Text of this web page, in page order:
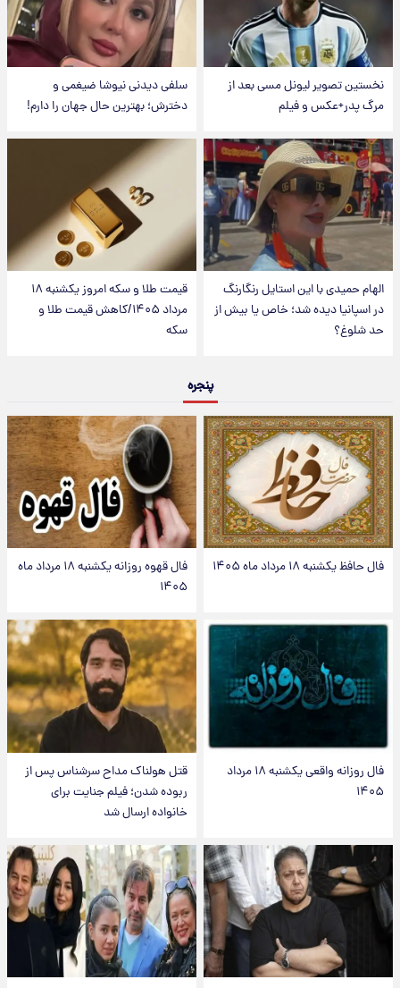
نخستین تصویر لیونل مسی بعد از
مرگ پدر+عکس و فیلم
سلفی دیدنی نیوشا ضیغمی و
دخترش؛ بهترین حال جهان را دارم!
الهام حمیدی با این استایل رنگارنگ
در اسپانیا دیده شد؛ خاص یا بیش از
حد شلوغ؟
قیمت طلا و سکه امروز یکشنبه ۱۸
مرداد ۱۴۰۵/کاهش قیمت طلا و
سکه
پنجره
فال حافظ یکشنبه ۱۸ مرداد ماه ۱۴۰۵
فال قهوه روزانه یکشنبه ۱۸ مرداد ماه
۱۴۰۵
فال روزانه واقعی یکشنبه ۱۸ مرداد
۱۴۰۵
قتل هولناک مداح سرشناس پس از
ربوده شدن؛ فیلم جنایت برای
خانواده ارسال شد